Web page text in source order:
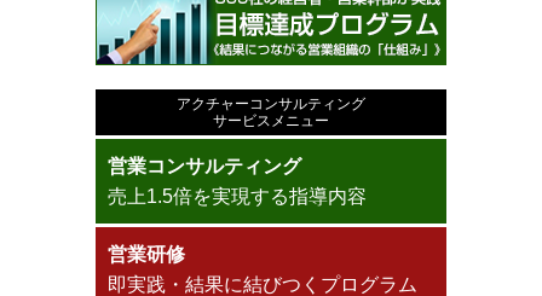
アクチャーコンサルティング
サービスメニュー
営業コンサルティング
売上1.5倍を実現する指導内容
営業研修
即実践・結果に結びつくプログラム